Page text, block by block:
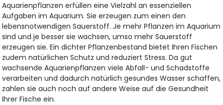
Aquarienpflanzen erfüllen eine Vielzahl an essenziellen
Aufgaben im Aquarium. Sie erzeugen zum einen den
lebensnotwendigen Sauerstoff. Je mehr Pflanzen im Aquarium
sind und je besser sie wachsen, umso mehr Sauerstoff
erzeugen sie. Ein dichter Pflanzenbestand bietet Ihren Fischen
zudem natürlichen Schutz und reduziert Stress. Da gut
wachsende Aquarienpflanzen viele Abfall- und Schadstoffe
verarbeiten und dadurch natürlich gesundes Wasser schaffen,
zahlen sie auch noch auf andere Weise auf die Gesundheit
Ihrer Fische ein.